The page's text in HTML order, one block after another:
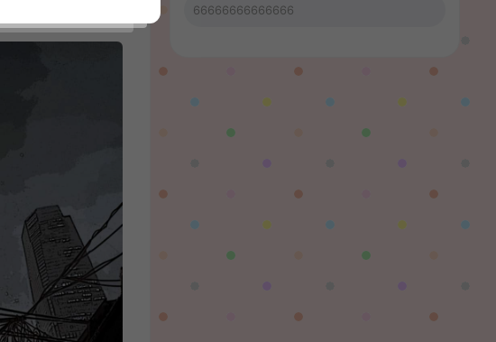
66666666666666
有没BUG